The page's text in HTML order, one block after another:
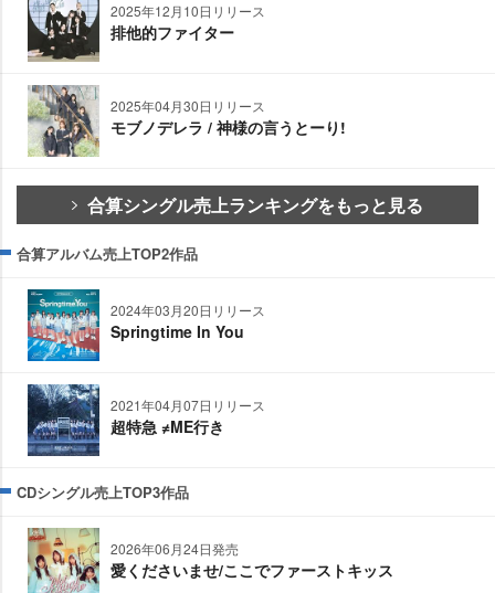
2025年12月10日リリース
排他的ファイター
2025年04月30日リリース
モブノデレラ / 神様の言うとーり!
合算シングル売上ランキングをもっと見る
合算アルバム売上TOP2作品
2024年03月20日リリース
Springtime In You
2021年04月07日リリース
超特急 ≠ME行き
CDシングル売上TOP3作品
2026年06月24日発売
愛くださいませ/ここでファーストキッス